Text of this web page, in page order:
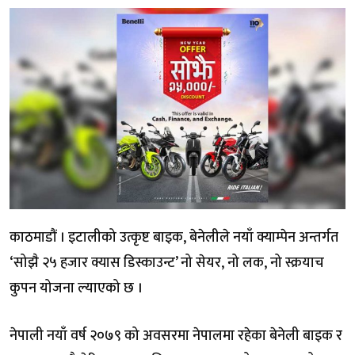
काठमाडौं । इटालीको उत्कृष्ट बाइक, बेनेलीले नयाँ क्याम्पेन अन्तर्गत
‘सोझै २५ हजार क्यास डिस्काउन्ट’ नो सेयर, नो लक, नो स्क्रयाच
कुपन योजना ल्याएको छ ।
नेपाली नयाँ वर्ष २०७९ को अवसरमा नेपालमा रहेका बेनेली बाइक र